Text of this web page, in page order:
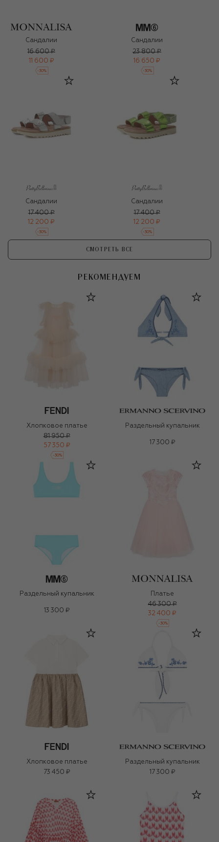
Сандалии
16 600 ₽
11 600 ₽
-30%
Сандалии
23 800 ₽
16 650 ₽
-30%
Сандалии
17 400 ₽
12 200 ₽
-30%
Сандалии
17 400 ₽
12 200 ₽
-30%
СМОТРЕТЬ ВСЕ
РЕКОМЕНДУЕМ
Хлопковое платье
81 950 ₽
57 350 ₽
-30%
Раздельный купальник
17 300 ₽
Раздельный купальник
13 300 ₽
Платье
46 300 ₽
32 400 ₽
-30%
Хлопковое платье
73 450 ₽
Раздельный купальник
17 300 ₽